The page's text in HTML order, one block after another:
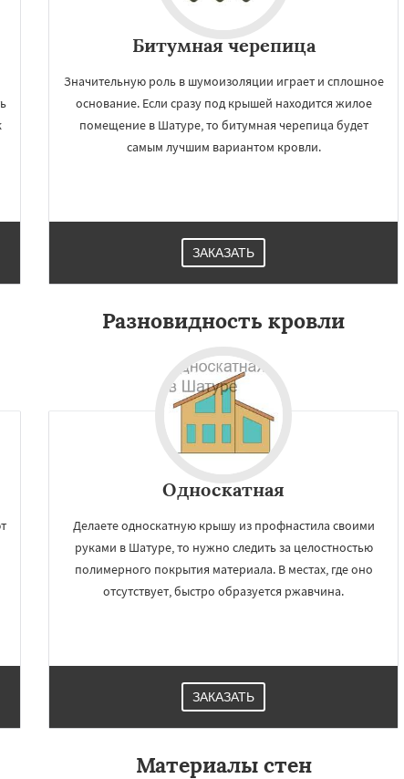
Битумная черепица
Значительную роль в шумоизоляции играет и сплошное
основание. Если сразу под крышей находится жилое
помещение в Шатуре, то битумная черепица будет
самым лучшим вариантом кровли.
ЗАКАЗАТЬ
Разновидность кровли
Односкатная
Делаете односкатную крышу из профнастила своими
руками в Шатуре, то нужно следить за целостностью
полимерного покрытия материала. В местах, где оно
отсутствует, быстро образуется ржавчина.
ЗАКАЗАТЬ
Материалы стен